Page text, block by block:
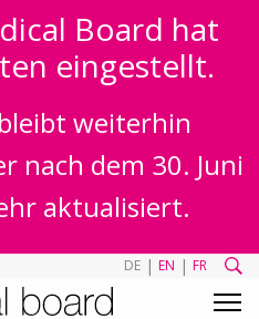
Board hat
eingestellt.
weiterhin
nach dem 30. Juni
aktualisiert.
DE | EN | FR